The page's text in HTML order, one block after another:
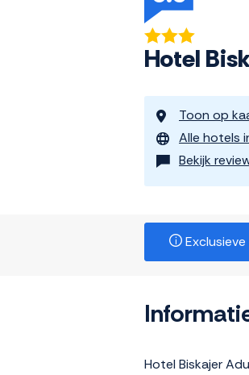
Hotel
Toon op
Alle hotels
Bekijk
Hotel Biskajer